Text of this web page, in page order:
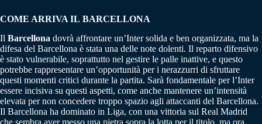
COME ARRIVA IL BARCELLONA
Il Barcellona dovrà affrontare un’Inter solida e ben organizzata, ma la
difesa del Barcellona è stata una delle note dolenti. Il reparto difensivo
è stato vulnerabile, soprattutto nel gestire le palle inattive, e questo
potrebbe rappresentare un’opportunità per i nerazzurri di sfruttare
questi momenti critici durante la partita. Sarà fondamentale per l’Inter
essere incisiva su questi aspetti, come anche mantenere un’intensità
elevata per non concedere troppo spazio agli attaccanti del Barcellona.
Il Barcellona ha dominato in Liga, con una vittoria sul Real Madrid
che sembra aver messo una pietra sopra la lotta per il titolo, ma ora